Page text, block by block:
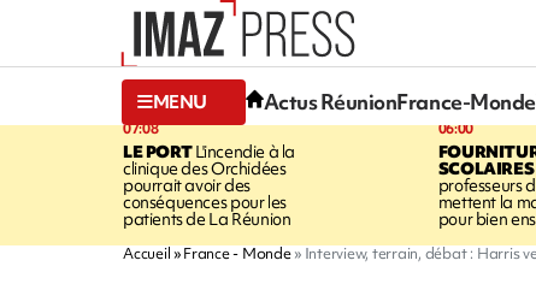
MENU Actus RéunionFrance-Monde
07:08
LE PORTL'incendie à la
clinique des Orchidées
pourrait avoir des
conséquences pour les
patients de La Réunion
06:00
SCOLAIRES
professeurs
mettent la
pour bien
Accueil France - Monde Interview, terrain, débat : Harris